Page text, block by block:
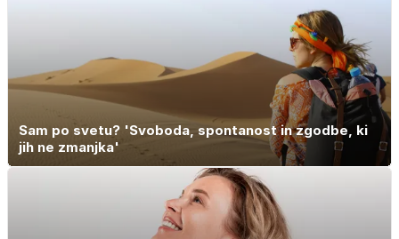
Sam po svetu? 'Svoboda, spontanost in zgodbe, ki
jih ne zmanjka'